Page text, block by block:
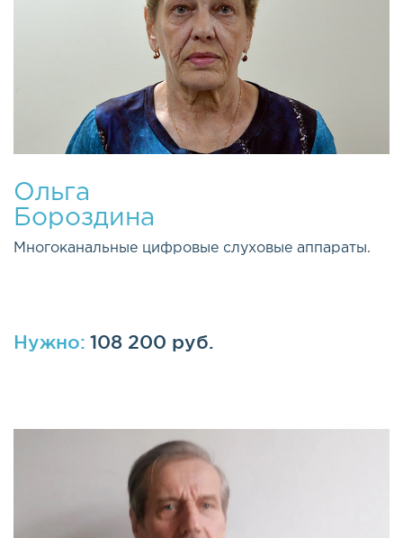
Ольга
Бороздина
Многоканальные цифровые слуховые аппараты.
Нужно: 108 200 руб.